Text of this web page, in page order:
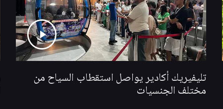
تليفيريك أكادير يواصل استقطاب السياح من
مختلف الجنسيات